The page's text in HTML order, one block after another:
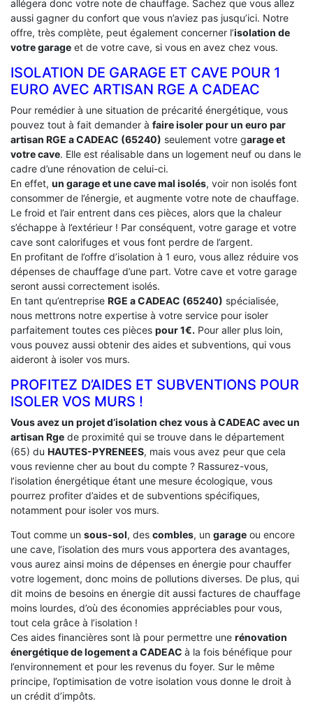
allégera donc votre note de chauffage. Sachez que vous allez
aussi gagner du confort que vous n’aviez pas jusqu’ici. Notre
offre, très complète, peut également concerner l’isolation de
votre garage et de votre cave, si vous en avez chez vous.
ISOLATION DE GARAGE ET CAVE POUR 1
EURO AVEC ARTISAN RGE A CADEAC
Pour remédier à une situation de précarité énergétique, vous
pouvez tout à fait demander à faire isoler pour un euro par
artisan RGE a CADEAC (65240) seulement votre garage et
votre cave. Elle est réalisable dans un logement neuf ou dans le
cadre d’une rénovation de celui-ci.
En effet, un garage et une cave mal isolés, voir non isolés font
consommer de l’énergie, et augmente votre note de chauffage.
Le froid et l’air entrent dans ces pièces, alors que la chaleur
s’échappe à l’extérieur ! Par conséquent, votre garage et votre
cave sont calorifuges et vous font perdre de l’argent.
En profitant de l’offre d’isolation à 1 euro, vous allez réduire vos
dépenses de chauffage d’une part. Votre cave et votre garage
seront aussi correctement isolés.
En tant qu’entreprise RGE a CADEAC (65240) spécialisée,
nous mettrons notre expertise à votre service pour isoler
parfaitement toutes ces pièces pour 1€. Pour aller plus loin,
vous pouvez aussi obtenir des aides et subventions, qui vous
aideront à isoler vos murs.
PROFITEZ D’AIDES ET SUBVENTIONS POUR
ISOLER VOS MURS !
Vous avez un projet d’isolation chez vous à CADEAC avec un
artisan Rge de proximité qui se trouve dans le département
(65) du HAUTES-PYRENEES, mais vous avez peur que cela
vous revienne cher au bout du compte ? Rassurez-vous,
l’isolation énergétique étant une mesure écologique, vous
pourrez profiter d’aides et de subventions spécifiques,
notamment pour isoler vos murs.
Tout comme un sous-sol, des combles, un garage ou encore
une cave, l’isolation des murs vous apportera des avantages,
vous aurez ainsi moins de dépenses en énergie pour chauffer
votre logement, donc moins de pollutions diverses. De plus, qui
dit moins de besoins en énergie dit aussi factures de chauffage
moins lourdes, d’où des économies appréciables pour vous,
tout cela grâce à l’isolation !
Ces aides financières sont là pour permettre une rénovation
énergétique de logement aCADEAC à la fois bénéfique pour
l’environnement et pour les revenus du foyer. Sur le même
principe, l’optimisation de votre isolation vous donne le droit à
un crédit d’impôts.